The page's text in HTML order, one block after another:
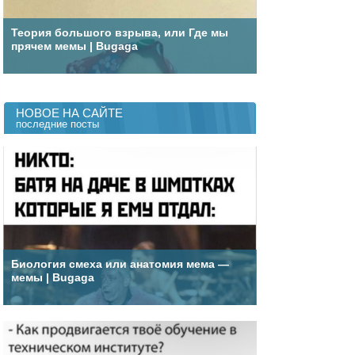
Теория большого взрыва, или Где мы
прячем мемы | Bugaga
НОВОЕ НА САЙТЕ
последние посты
Биология смеха или анатомия мема —
мемы | Bugaga